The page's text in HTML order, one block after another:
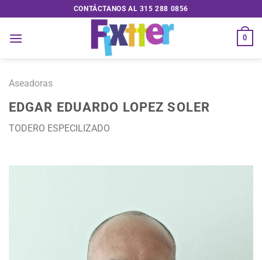
al
contenido
CONTÁCTANOS AL 315 288 0856
0
Aseadoras
EDGAR EDUARDO LOPEZ SOLER
TODERO ESPECILIZADO